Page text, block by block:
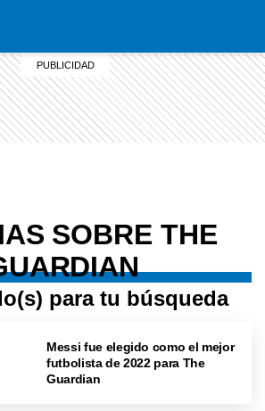
SOBRE THE
para tu búsqueda
Messi fue elegido como el mejor
futbolista de 2022 para The
Guardian